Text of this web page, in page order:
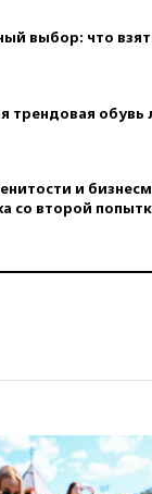
выбор: что
трендовая обувь
и
со второй